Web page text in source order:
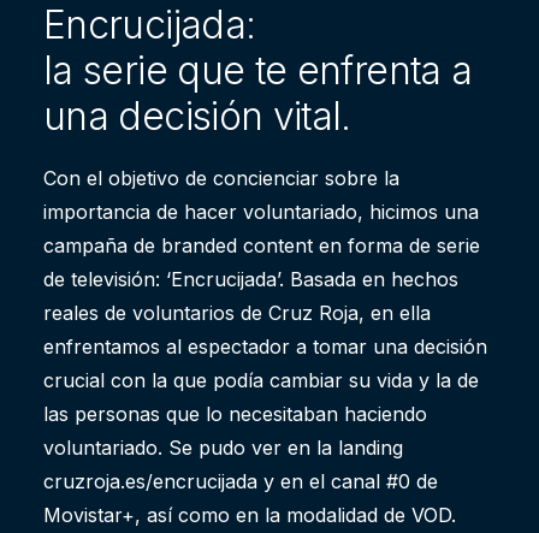
Encrucijada:
la serie que te enfrenta a
una decisión vital.
Con el objetivo de concienciar sobre la
importancia de hacer voluntariado, hicimos una
campaña de branded content en forma de serie
de televisión: ‘Encrucijada’. Basada en hechos
reales de voluntarios de Cruz Roja, en ella
enfrentamos al espectador a tomar una decisión
crucial con la que podía cambiar su vida y la de
las personas que lo necesitaban haciendo
voluntariado. Se pudo ver en la landing
cruzroja.es/encrucijada y en el canal #0 de
Movistar+, así como en la modalidad de VOD.